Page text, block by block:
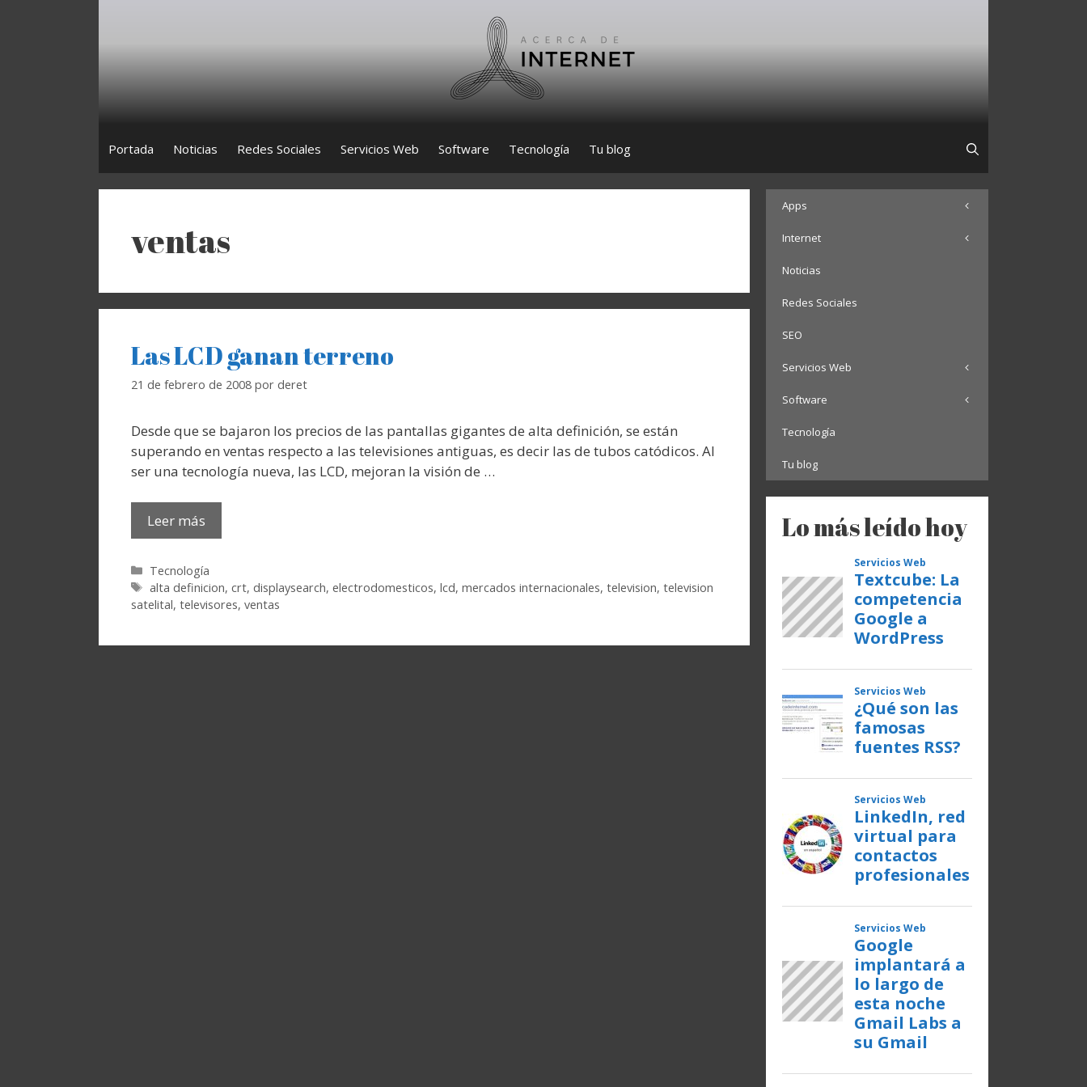
Portada Noticias Redes Sociales Servicios Web Software Tecnología Tu blog
ventas
Las LCD ganan terreno
21 de febrero de 2008 por deret
Desde que se bajaron los precios de las pantallas gigantes de alta definición, se están
superando en ventas respecto a las televisiones antiguas, es decir las de tubos catódicos. Al
ser una tecnología nueva, las LCD, mejoran la visión de …
Leer más
Categorías
Tecnología
Etiquetas
alta definicion,crt,displaysearch,electrodomesticos,lcd,mercados internacionales,television,television
satelital, televisores, ventas
Apps
Internet
Noticias
Redes Sociales
SEO
Servicios Web
Software
Tecnología
Tu blog
Lo más leído hoy